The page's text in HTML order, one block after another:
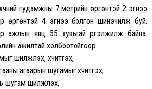
гудамжны 7 метрийн өргөнтэй 2 эгнээ
өргөнтэй 4 эгнээ болгон шинэчилж буй.
ажлын явц 55 хувьтай үргэлжилж байна.
ажилтай холбоотойгоор
шилжүүлэх, хүчитгэх,
агаарын шугамыг хүчитгэх,
шилжүүлэх,